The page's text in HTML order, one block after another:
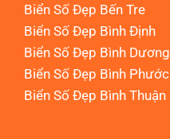
Biển Số Đẹp Bến Tre
Biển Số Đẹp Bình Định
Biển Số Đẹp Bình Dương
Biển Số Đẹp Bình Phước
Biển Số Đẹp Bình Thuận